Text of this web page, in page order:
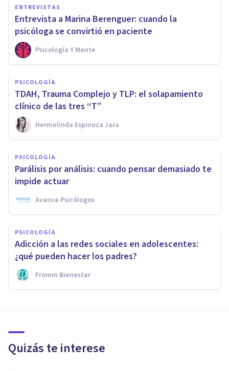
ENTREVISTAS
Entrevista a Marina Berenguer: cuando la
psicóloga se convirtió en paciente
Psicología Y Mente
PSICOLOGÍA
TDAH, Trauma Complejo y TLP: el solapamiento
clínico de las tres “T”
Hermelinda Espinoza Jara
PSICOLOGÍA
Parálisis por análisis: cuando pensar demasiado te
impide actuar
Avance Psicólogos
PSICOLOGÍA
Adicción a las redes sociales en adolescentes:
¿qué pueden hacer los padres?
Fromm Bienestar
Quizás te interese